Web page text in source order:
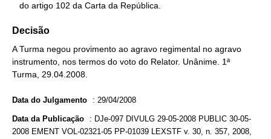
   do artigo 102 da Carta da República.
Decisão
A Turma negou provimento ao agravo regimental no agravo
instrumento, nos termos do voto do Relator. Unânime. 1ª
Turma, 29.04.2008.
Data do Julgamento : 29/04/2008
Data da Publicação : DJe-097 DIVULG 29-05-2008 PUBLIC 30-05-
2008 EMENT VOL-02321-05 PP-01039 LEXSTF v. 30, n. 357, 2008,